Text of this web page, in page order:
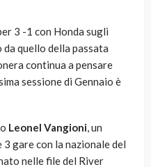
3 -1 con Honda sugli
quello della passata
continua a pensare
sessione di Gennaio è
Leonel Vangioni, un
gare con la nazionale del
nelle file del River